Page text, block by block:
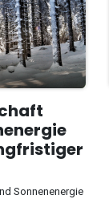
Sonnenenergie